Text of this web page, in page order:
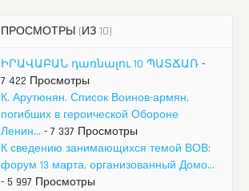
ПРОСМОТРЫ (ИЗ 10)
ԻՐԱՎԱԲԱՆ դառնալու 10 ՊԱՏՃԱՌ -
7 422 Просмотры
К. Арутюнян. Список Воинов-армян,
погибших в героической Обороне
Ленин... - 7 337 Просмотры
К сведению занимающихся темой ВОВ:
форум 13 марта, организованный Домо...
- 5 997 Просмотры